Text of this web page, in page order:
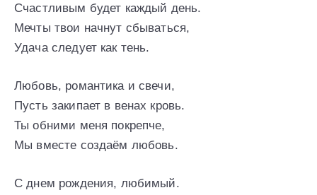
Счастливым будет каждый день.
Мечты твои начнут сбываться,
Удача следует как тень.
Любовь, романтика и свечи,
Пусть закипает в венах кровь.
Ты обними меня покрепче,
Мы вместе создаём любовь.
С днем рождения, любимый.